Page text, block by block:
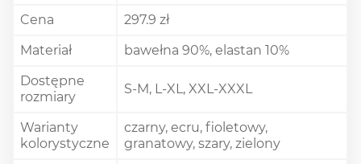
Cena
297.9 zł
Materiał
bawełna 90%, elastan 10%
Dostępne
rozmiary
S-M, L-XL, XXL-XXXL
Warianty
kolorystyczne
czarny, ecru, fioletowy,
granatowy, szary, zielony